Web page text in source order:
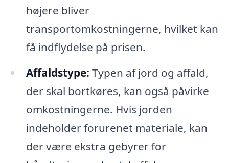
højere bliver
transportomkostningerne, hvilket kan
få indflydelse på prisen.
Affaldstype: Typen af jord og affald,
der skal bortkøres, kan også påvirke
omkostningerne. Hvis jorden
indeholder forurenet materiale, kan
der være ekstra gebyrer for